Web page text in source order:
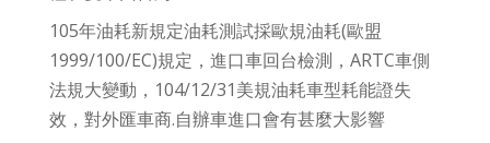
105年油耗新規定油耗測試採歐規油耗(歐盟
1999/100/EC)規定，進口車回台檢測，ARTC車側
法規大變動，104/12/31美規油耗車型耗能證失
效，對外匯車商.自辦車進口會有甚麼大影響